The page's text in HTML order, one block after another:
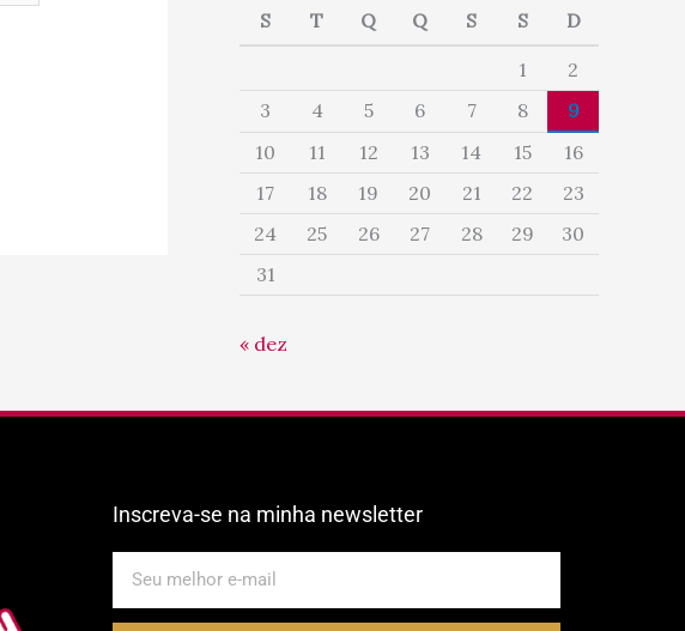
S T Q Q S S D
1
2
3
4 5 6 7 8
9
10
11 12 13 14 15
16
17
18 19 20 21 22
23
24
25 26 27 28 29
30
31
« dez
Inscreva-se na minha newsletter